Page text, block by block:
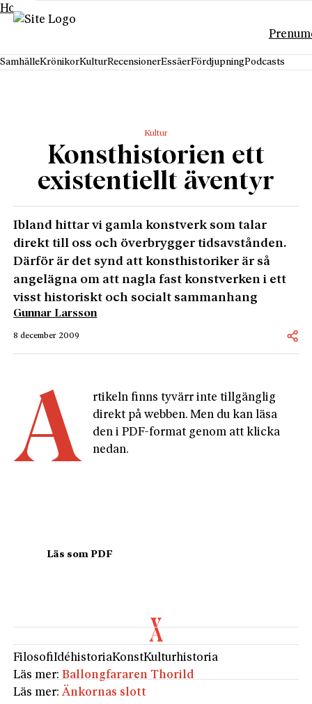
Hoppa till innehåll
SamhälleKrönikorKulturRecensionerEssäerFördjupningPodcasts
Kultur
Konsthistorien ett
existentiellt äventyr
Ibland hittar vi gamla konstverk som talar
direkt till oss och överbrygger tidsavstånden.
Därför är det synd att konsthistoriker är så
angelägna om att nagla fast konstverken i ett
visst historiskt och socialt sammanhang
Gunnar Larsson
8 december 2009
A
rtikeln finns tyvärr inte tillgänglig
direkt på webben. Men du kan läsa
den i PDF-format genom att klicka
nedan.
FilosofiIdéhistoriaKonstKulturhistoria
Läs mer:Ballongfararen Thorild
Läs mer:Änkornas slott